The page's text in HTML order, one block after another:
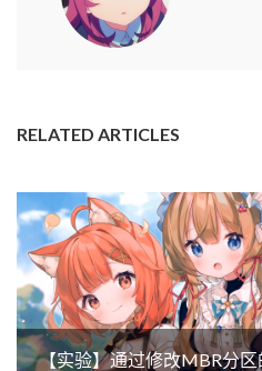
RELATED ARTICLES
【实验】通过修改MBR分